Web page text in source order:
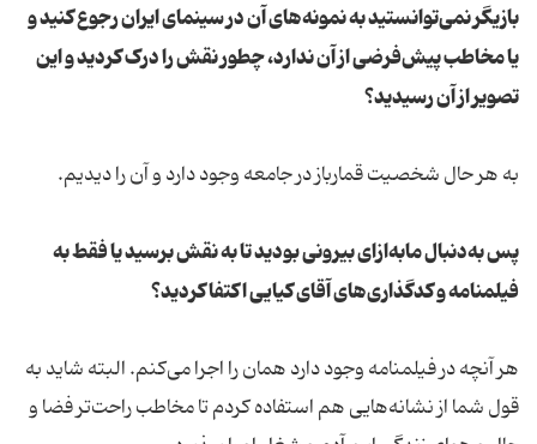
بازیگر نمی‌توانستید به نمونه‌‌های آن در سینمای ایران رجوع کنید و
یا مخاطب پیش‌فرضی از آن ندارد، چطور نقش را درک کردید و این
تصویر از آن رسیدید؟
به هر حال شخصیت قمارباز در جامعه وجود دارد و آن را دیدیم.
پس به‌دنبال مابه‌ازای بیرونی بودید تا به نقش برسید یا فقط به
فیلمنامه و کدگذاری‌‌های آقای کیایی اکتفا کردید؟
هر آنچه در فیلمنامه وجود دارد همان را اجرا می‌کنم. البته شاید به‌
قول شما از نشانه‌‌هایی هم استفاده کردم تا مخاطب راحت‌تر فضا و